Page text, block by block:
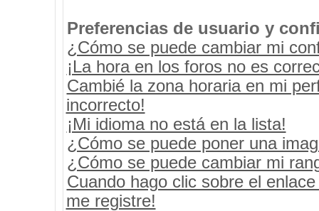
Preferencias de usuario y
¿Cómo se puede cambiar mi
¡La hora en los foros no es
Cambié la zona horaria en mi
incorrecto!
¡Mi idioma no está en la lista!
¿Cómo se puede poner una
¿Cómo se puede cambiar mi
Cuando hago clic sobre el
me registre!